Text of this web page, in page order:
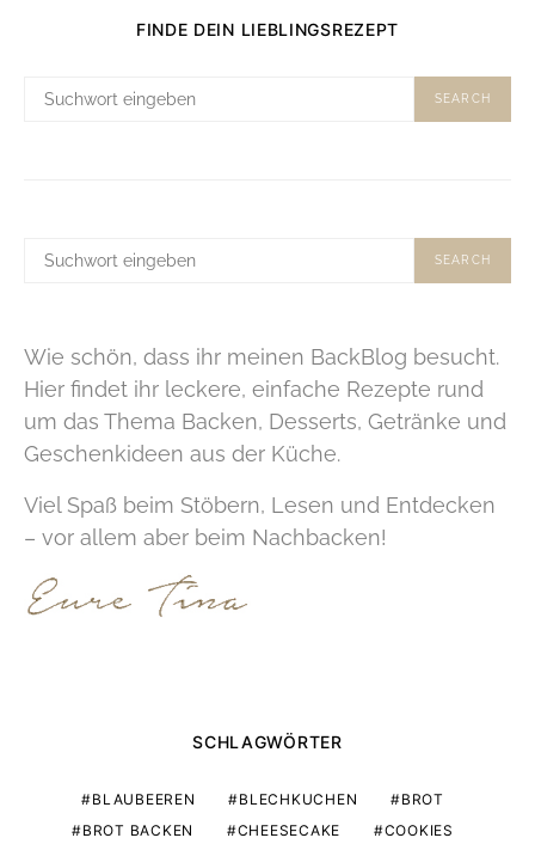
FINDE DEIN LIEBLINGSREZEPT
SUCHE
SEARCH
SUCHE
SEARCH
Wie schön, dass ihr meinen BackBlog besucht.
Hier findet ihr leckere, einfache Rezepte rund
um das Thema Backen, Desserts, Getränke und
Geschenkideen aus der Küche.
Viel Spaß beim Stöbern, Lesen und Entdecken
– vor allem aber beim Nachbacken!
SCHLAGWÖRTER
BLAUBEEREN BLECHKUCHEN
BROT
BROT BACKEN
CHEESECAKE
COOKIES